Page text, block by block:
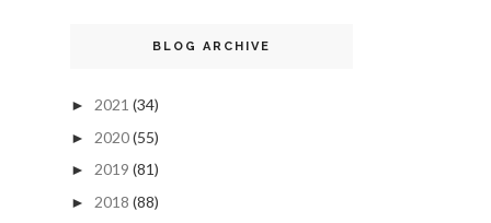
BLOG ARCHIVE
► 2021 (34)
► 2020(55)
► 2019 (81)
► 2018 (88)